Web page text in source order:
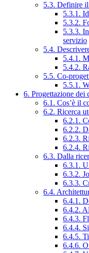
5.3. Definire
5.3.1.
5.3.2.
5.3.3.
servizio
5.4.
5.4.1.
5.4.2.
5.5. Co-
5.5.1.
6. Progettazione dei
6.1. Cos’è il
6.2. Ricerca
6.2.1.
6.2.2.
6.2.3.
6.2.4.
6.3. Dalla
6.3.1.
6.3.2.
6.3.3.
6.4.
6.4.1.
6.4.2.
6.4.3.
6.4.4.
6.4.5.
6.4.6.